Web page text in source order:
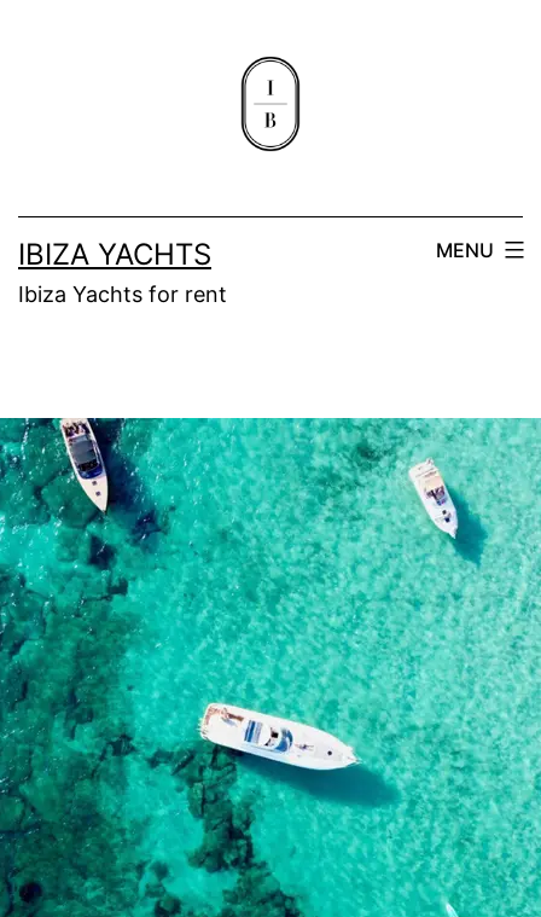
IBIZA YACHTS
Ibiza Yachts for rent
MENU